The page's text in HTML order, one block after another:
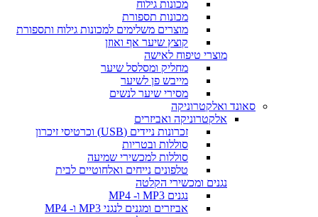
מכונות גילוח
מכונות תספורת
מוצרים משלימים למכונות גילוח ותספורת
קוצץ שיער אף ואוזן
מוצרי טיפוח לאישה
מחליק ומסלסל שיער
מייבש פן לשיער
מסירי שיער לנשים
סאונד ואלקטרוניקה
אלקטרוניקה ואביזרים
זכרונות ניידים (USB) וכרטיסי זיכרון
סוללות ובטריות
סוללות למכשירי שמיעה
טלפונים נייחים ואלחוטיים לבית
נגנים ומכשירי הקלטה
נגנים MP3 ו- MP4
אביזרים ומגנים לנגני MP3 ו- MP4